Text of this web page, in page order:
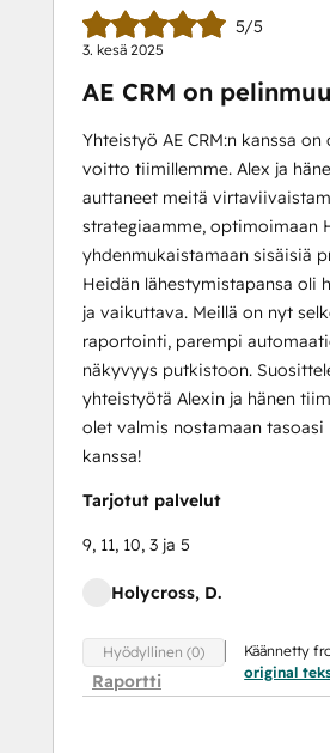
5/5
3. kesä 2025
AE CRM on
Yhteistyö AE CRM:n kanssa on
voitto tiimillemme. Alex ja
auttaneet meitä
strategiaamme, optimoimaan
yhdenmukaistamaan sisäisiä
Heidän lähestymistapansa oli
ja vaikuttava. Meillä on nyt
raportointi, parempi
näkyvyys putkistoon.
yhteistyötä Alexin ja hänen
olet valmis nostamaan tasoasi
kanssa!
Tarjotut palvelut
9, 11, 10, 3 ja 5
Holycross, D.
Hyödyllinen (0)
Raportti
Käännetty
original